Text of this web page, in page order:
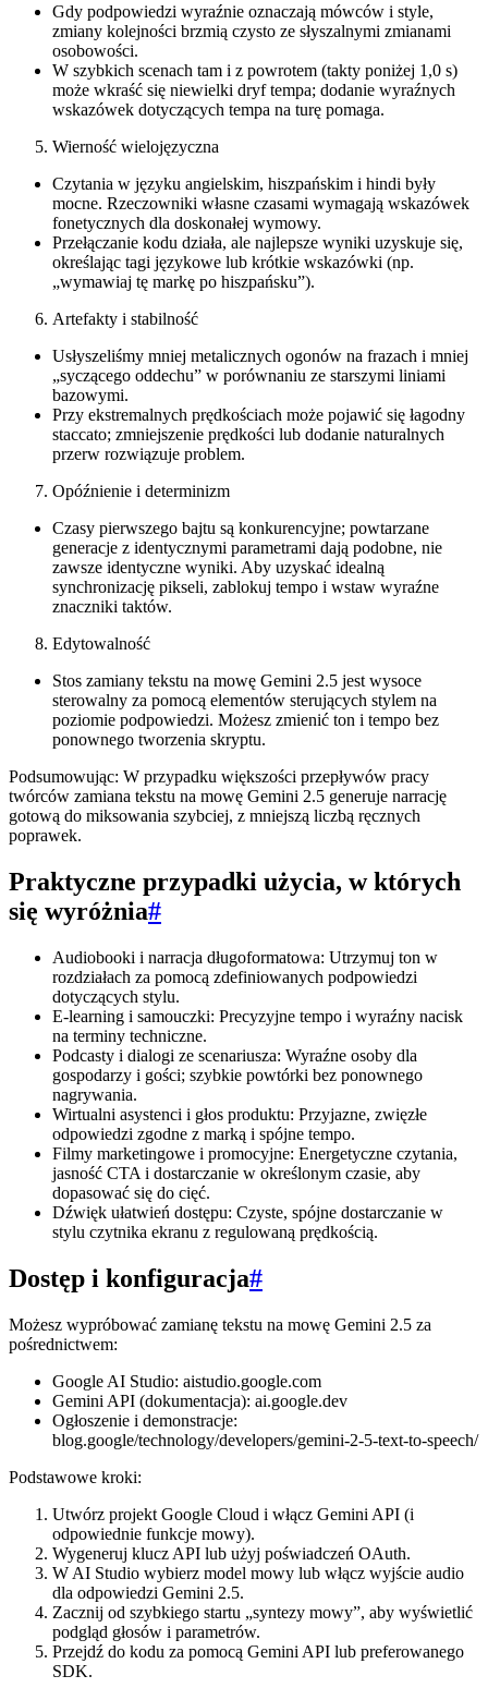
Gdy podpowiedzi wyraźnie oznaczają mówców i style,
zmiany kolejności brzmią czysto ze słyszalnymi zmianami
osobowości.
W szybkich scenach tam i z powrotem (takty poniżej 1,0 s)
może wkraść się niewielki dryf tempa; dodanie wyraźnych
wskazówek dotyczących tempa na turę pomaga.
Wierność wielojęzyczna
Czytania w języku angielskim, hiszpańskim i hindi były
mocne. Rzeczowniki własne czasami wymagają wskazówek
fonetycznych dla doskonałej wymowy.
Przełączanie kodu działa, ale najlepsze wyniki uzyskuje się,
określając tagi językowe lub krótkie wskazówki (np.
„wymawiaj tę markę po hiszpańsku”).
Artefakty i stabilność
Usłyszeliśmy mniej metalicznych ogonów na frazach i mniej
„syczącego oddechu” w porównaniu ze starszymi liniami
bazowymi.
Przy ekstremalnych prędkościach może pojawić się łagodny
staccato; zmniejszenie prędkości lub dodanie naturalnych
przerw rozwiązuje problem.
Opóźnienie i determinizm
Czasy pierwszego bajtu są konkurencyjne; powtarzane
generacje z identycznymi parametrami dają podobne, nie
zawsze identyczne wyniki. Aby uzyskać idealną
synchronizację pikseli, zablokuj tempo i wstaw wyraźne
znaczniki taktów.
Edytowalność
Stos zamiany tekstu na mowę Gemini 2.5 jest wysoce
sterowalny za pomocą elementów sterujących stylem na
poziomie podpowiedzi. Możesz zmienić ton i tempo bez
ponownego tworzenia skryptu.
Podsumowując: W przypadku większości przepływów pracy
twórców zamiana tekstu na mowę Gemini 2.5 generuje narrację
gotową do miksowania szybciej, z mniejszą liczbą ręcznych
poprawek.
Praktyczne przypadki użycia, w których
się wyróżnia#
Audiobooki i narracja długoformatowa: Utrzymuj ton w
rozdziałach za pomocą zdefiniowanych podpowiedzi
dotyczących stylu.
E-learning i samouczki: Precyzyjne tempo i wyraźny nacisk
na terminy techniczne.
Podcasty i dialogi ze scenariusza: Wyraźne osoby dla
gospodarzy i gości; szybkie powtórki bez ponownego
nagrywania.
Wirtualni asystenci i głos produktu: Przyjazne, zwięzłe
odpowiedzi zgodne z marką i spójne tempo.
Filmy marketingowe i promocyjne: Energetyczne czytania,
jasność CTA i dostarczanie w określonym czasie, aby
dopasować się do cięć.
Dźwięk ułatwień dostępu: Czyste, spójne dostarczanie w
stylu czytnika ekranu z regulowaną prędkością.
Dostęp i konfiguracja#
Możesz wypróbować zamianę tekstu na mowę Gemini 2.5 za
pośrednictwem:
Google AI Studio: aistudio.google.com
Gemini API (dokumentacja): ai.google.dev
Ogłoszenie i demonstracje:
blog.google/technology/developers/gemini-2-5-text-to-speech/
Podstawowe kroki:
Utwórz projekt Google Cloud i włącz Gemini API (i
odpowiednie funkcje mowy).
Wygeneruj klucz API lub użyj poświadczeń OAuth.
W AI Studio wybierz model mowy lub włącz wyjście audio
dla odpowiedzi Gemini 2.5.
Zacznij od szybkiego startu „syntezy mowy”, aby wyświetlić
podgląd głosów i parametrów.
Przejdź do kodu za pomocą Gemini API lub preferowanego
SDK.